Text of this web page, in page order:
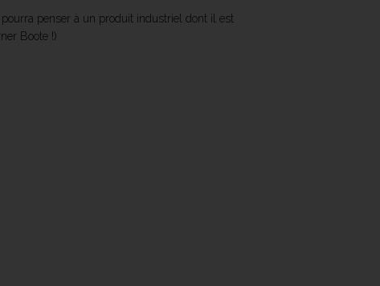
penser à un produit industriel dont il est
Boote !)